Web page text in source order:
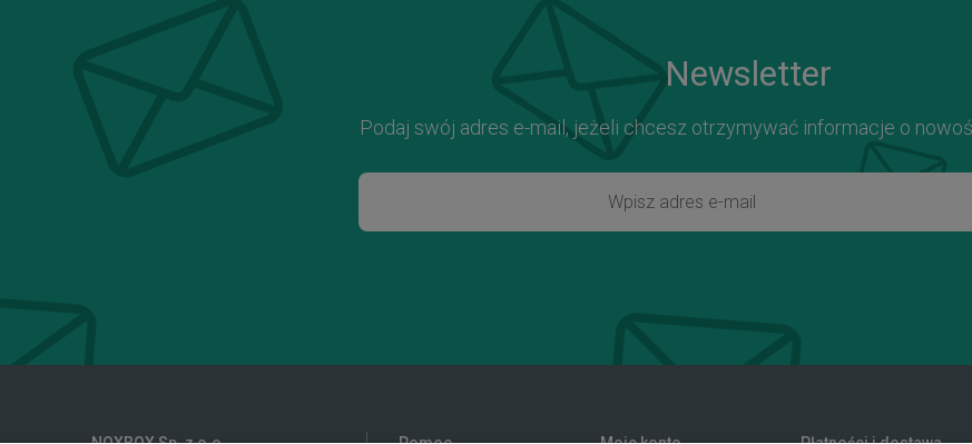
Newsletter
Podaj swój adres e-mail, jeżeli chcesz otrzymywać informacje o